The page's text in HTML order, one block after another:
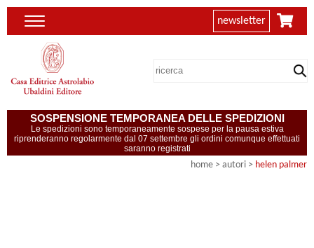
newsletter
SOSPENSIONE TEMPORANEA DELLE SPEDIZIONI
Le spedizioni sono temporaneamente sospese per la pausa estiva
riprenderanno regolarmente dal 07 settembre gli ordini comunque effettuati
saranno registrati
home > autori > helen palmer